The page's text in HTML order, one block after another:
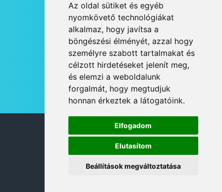
Az oldal sütiket és egyéb
nyomkövető technológiákat
alkalmaz, hogy javítsa a
böngészési élményét, azzal hogy
személyre szabott tartalmakat és
célzott hirdetéseket jelenít meg,
és elemzi a weboldalunk
forgalmát, hogy megtudjuk
honnan érkeztek a látogatóink.
Elfogadom
Elutasítom
Beállítások megváltoztatása
RSS
JOGI NYILATKOZAT
KAPCSOLAT
OLDALTÉRKÉP
IMPRESSZUM
HÍR BEKÜLDÉSE
© 2026 DANUBIA TV